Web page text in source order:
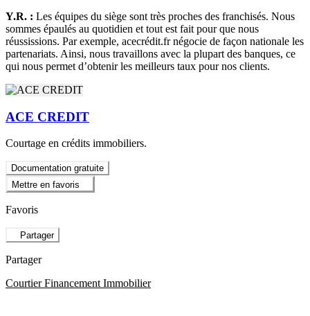
Y.R. : Les équipes du siège sont très proches des franchisés. Nous
sommes épaulés au quotidien et tout est fait pour que nous
réussissions. Par exemple, acecrédit.fr négocie de façon nationale les
partenariats. Ainsi, nous travaillons avec la plupart des banques, ce
qui nous permet d’obtenir les meilleurs taux pour nos clients.
ACE CREDIT
Courtage en crédits immobiliers.
Documentation gratuite
Mettre en favoris
Favoris
Partager
Partager
Courtier Financement Immobilier